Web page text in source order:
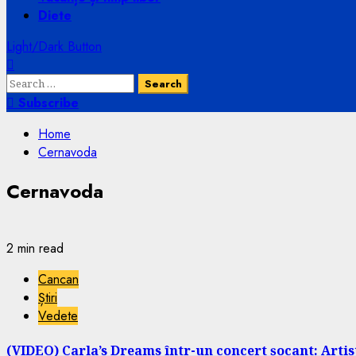
Diete
Light/Dark Button
Search
for:Subscribe
Home
Cernavoda
Cernavoda
2 min read
Cancan
Știri
Vedete
(VIDEO) Carla’s Dreams într-un concert șocant: